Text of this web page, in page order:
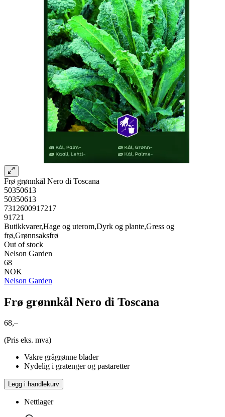
Frø grønnkål Nero di Toscana
50350613
50350613
7312600917217
91721
Butikkvarer,Hage og uterom,Dyrk og plante,Gress og
frø,Grønnsaksfrø
Out of stock
Nelson Garden
68
NOK
Nelson Garden
Frø grønnkål Nero di Toscana
68,–
(Pris eks. mva)
Vakre grågrønne blader
Nydelig i gratenger og pastaretter
Legg i handlekurv
Nettlager